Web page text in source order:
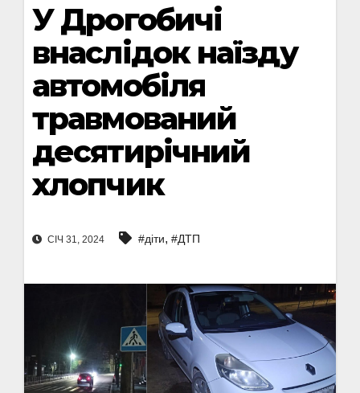
У Дрогобичі
внаслідок наїзду
автомобіля
травмований
десятирічний
хлопчик
СІЧ 31, 2024 #діти, #ДТП